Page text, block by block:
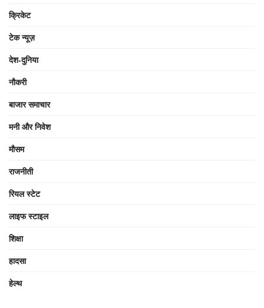
क्रिकेट
टेक न्यूज़
देश-दुनिया
नौकरी
बाजार समाचार
मनी और निवेश
मौसम
राजनीती
रियल स्टेट
लाइफ स्टाइल
शिक्षा
हादसा
हेल्थ